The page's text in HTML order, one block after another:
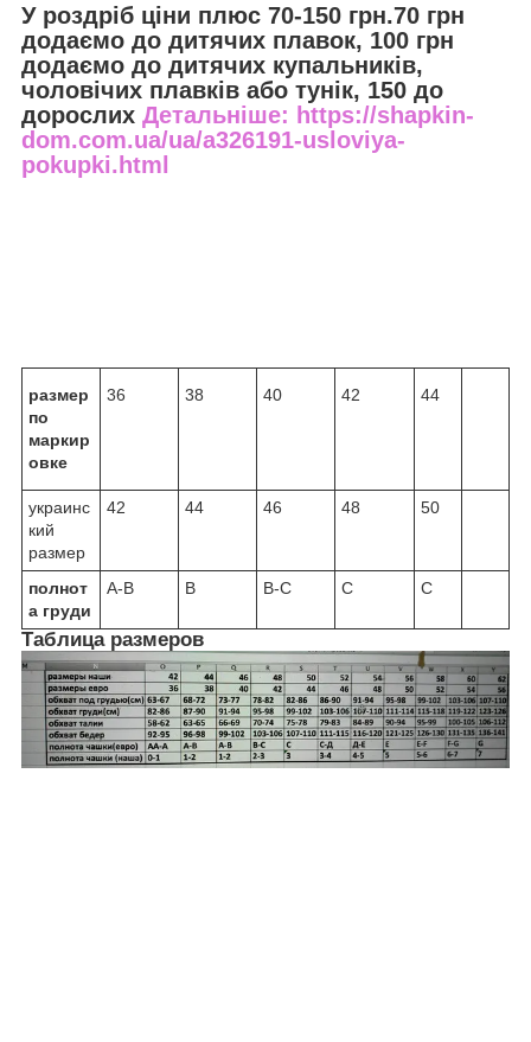
У роздріб ціни плюс 70-150 грн.70 грн
додаємо до дитячих плавок, 100 грн
додаємо до дитячих купальників,
чоловічих плавків або тунік, 150 до
дорослих Детальніше: https://shapkin-
dom.com.ua/ua/a326191-usloviya-
pokupki.html
размер
по
маркир
овке
36 38 40 42 44
украинс
кий
размер
42 44 46 48 50
полнот
а груди
A-B B B-C C C
Таблица размеров